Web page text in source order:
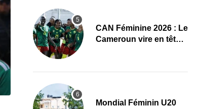
CAN Féminine 2026 : Le
Cameroun vire en tête
Mondial Féminin U20